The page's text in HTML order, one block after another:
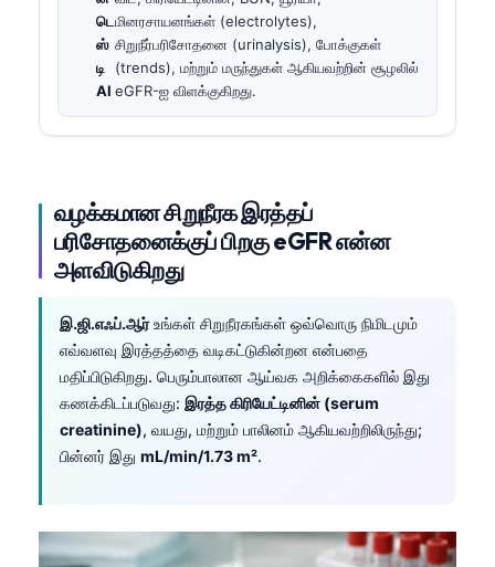
டெ
ஸ்
டி
AI
மினரசாயனங்கள் (electrolytes),
சிறுநீர்பரிசோதனை (urinalysis), போக்குகள்
(trends), மற்றும் மருந்துகள் ஆகியவற்றின் சூழலில்
eGFR-ஐ விளக்குகிறது.
வழக்கமான சிறுநீரக இரத்தப்
பரிசோதனைக்குப் பிறகு eGFR என்ன
அளவிடுகிறது
இ.ஜி.எஃப்.ஆர்உங்கள் சிறுநீரகங்கள் ஒவ்வொரு நிமிடமும்
எவ்வளவு இரத்தத்தை வடிகட்டுகின்றன என்பதை
மதிப்பிடுகிறது. பெரும்பாலான ஆய்வக அறிக்கைகளில் இது
கணக்கிடப்படுவது: இரத்த கிரியேட்டினின் (serum
creatinine), வயது, மற்றும் பாலினம் ஆகியவற்றிலிருந்து;
பின்னர் இது mL/min/1.73 m².